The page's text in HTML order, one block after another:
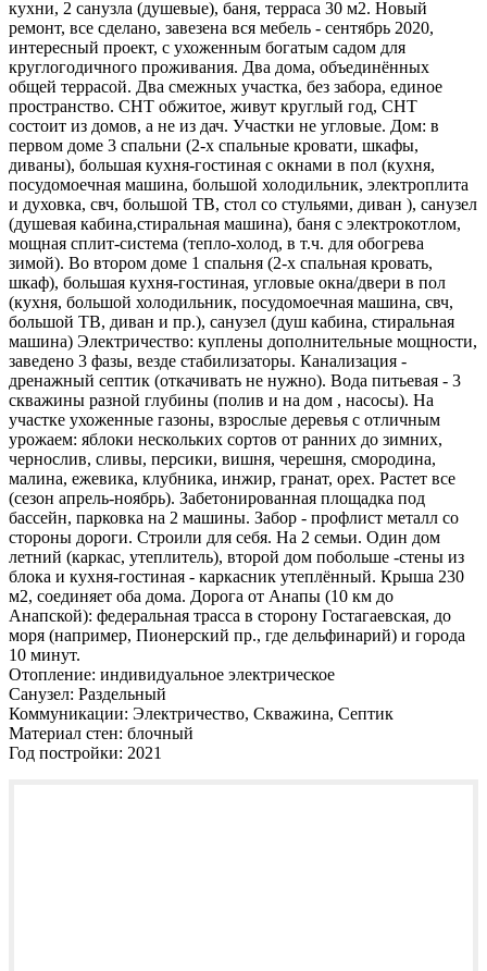
кухни, 2 санузла (душевые), баня, терраса 30 м2. Новый
ремонт, все сделано, завезена вся мебель - сентябрь 2020,
интересный проект, с ухоженным богатым садом для
круглогодичного проживания. Два дома, объединённых
общей террасой. Два смежных участка, без забора, единое
пространство. СНТ обжитое, живут круглый год, СНТ
состоит из домов, а не из дач. Участки не угловые. Дом: в
первом доме 3 спальни (2-х спальные кровати, шкафы,
диваны), большая кухня-гостиная с окнами в пол (кухня,
посудомоечная машина, большой холодильник, электроплита
и духовка, свч, большой ТВ, стол со стульями, диван ), санузел
(душевая кабина,стиральная машина), баня с электрокотлом,
мощная сплит-система (тепло-холод, в т.ч. для обогрева
зимой). Во втором доме 1 спальня (2-х спальная кровать,
шкаф), большая кухня-гостиная, угловые окна/двери в пол
(кухня, большой холодильник, посудомоечная машина, свч,
большой ТВ, диван и пр.), санузел (душ кабина, стиральная
машина) Электричество: куплены дополнительные мощности,
заведено 3 фазы, везде стабилизаторы. Канализация -
дренажный септик (откачивать не нужно). Вода питьевая - 3
скважины разной глубины (полив и на дом , насосы). На
участке ухоженные газоны, взрослые деревья с отличным
урожаем: яблоки нескольких сортов от ранних до зимних,
чернослив, сливы, персики, вишня, черешня, смородина,
малина, ежевика, клубника, инжир, гранат, орех. Растет все
(сезон апрель-ноябрь). Забетонированная площадка под
бассейн, парковка на 2 машины. Забор - профлист металл со
стороны дороги. Строили для себя. На 2 семьи. Один дом
летний (каркас, утеплитель), второй дом побольше -стены из
блока и кухня-гостиная - каркасник утеплённый. Крыша 230
м2, соединяет оба дома. Дорога от Анапы (10 км до
Анапской): федеральная трасса в сторону Гостагаевская, до
моря (например, Пионерский пр., где дельфинарий) и города
10 минут.
Отопление: индивидуальное электрическое
Санузел: Раздельный
Коммуникации: Электричество, Скважина, Септик
Материал стен: блочный
Год постройки: 2021